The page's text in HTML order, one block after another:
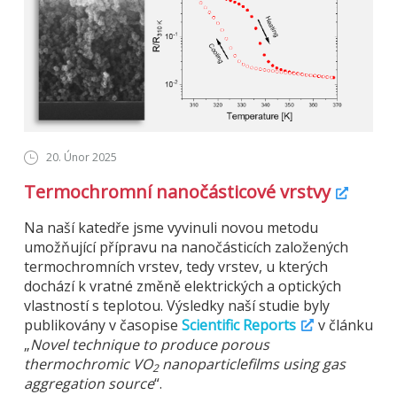
20. Únor 2025
Termochromní nanočásticové vrstvy
Na naší katedře jsme vyvinuli novou metodu
umožňující přípravu na nanočásticích založených
termochromních vrstev, tedy vrstev, u kterých
dochází k vratné změně elektrických a optických
vlastností s teplotou. Výsledky naší studie byly
publikovány v časopise Scientific Reports
v článku
„Novel technique to produce porous
thermochromic VO2nanoparticlefilms using gas
aggregation source“.